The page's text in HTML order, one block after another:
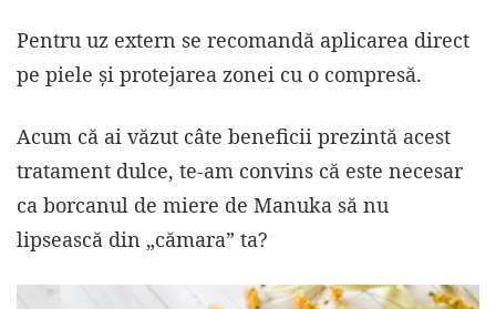
Pentru uz extern se recomandă aplicarea direct
pe piele și protejarea zonei cu o compresă.
Acum că ai văzut câte beneficii prezintă acest
tratament dulce, te-am convins că este necesar
ca borcanul de miere de Manuka să nu
lipsească din „cămara” ta?